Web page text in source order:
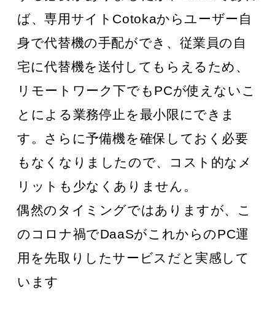
ば、専用サイトCotokaからユーザー自
身で代替機の手配ができ、従業員の自
宅に代替機を送付してもらえるため、
リモートワーク下でもPCが使えないこ
とによる業務停止を最小限にできま
す。さらに予備機を確保しておく必要
もなくなりましたので、コスト的なメ
リットも少なくありません。
偶然のタイミングではありますが、こ
のコロナ禍でDaaSがこれからのPC運
用を先取りしたサービスだと実感して
います